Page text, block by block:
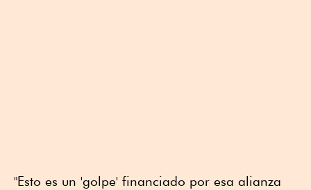
"Esto es un 'golpe' financiado por esa alianza